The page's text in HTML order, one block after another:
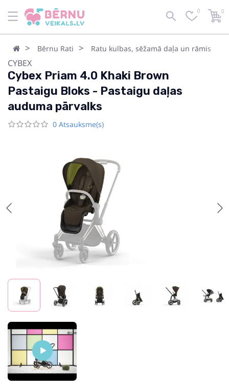
0 0
Bērnu Rati Ratu kulbas, sēžamā daļa un rāmis
CYBEX
Cybex Priam 4.0 Khaki Brown
Pastaigu Bloks - Pastaigu daļas
auduma pārvalks
0 Atsauksme(s)